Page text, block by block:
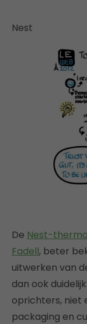
Nest
De Nest-
Fadell, beter
uitwerken van
dan ook
oprichters, niet
packaging en